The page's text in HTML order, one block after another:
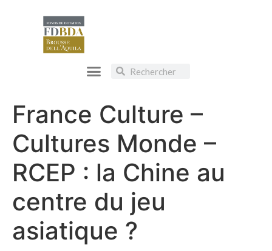
France Culture –
Cultures Monde –
RCEP : la Chine au
centre du jeu
asiatique ?